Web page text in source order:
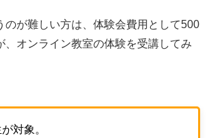
のが難しい方は、体験会費用として500
、オンライン教室の体験を受講してみ
対象。